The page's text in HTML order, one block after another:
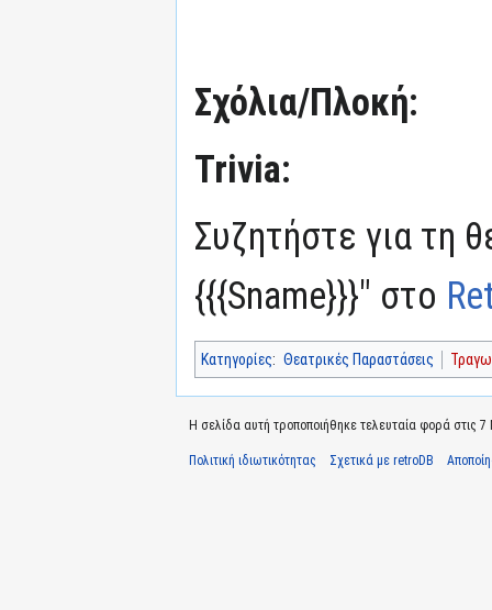
Σχόλια/Πλοκή:
Trivia:
Συζητήστε για τη
{{{Sname}}}" στο
Κατηγορίες: Θεατρικές Παραστάσεις
Η σελίδα αυτή τροποποιήθηκε τελευταία φορά στις 7
Πολιτική ιδιωτικότητας Σχετικά με retroDB